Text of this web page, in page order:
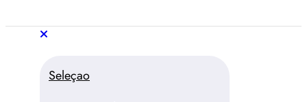
au
Trivela
L'actualité du football portugais
Seleçao